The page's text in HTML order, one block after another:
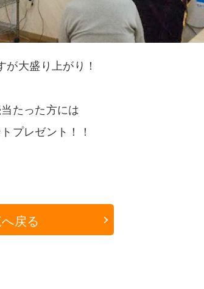
が大盛り上がり！
たった方には
プレゼント！！
戻る